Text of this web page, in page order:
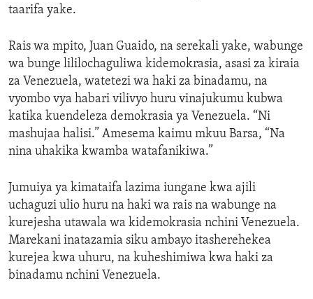
taarifa yake.
Rais wa mpito, Juan Guaido, na serekali yake, wabunge
wa bunge lililochaguliwa kidemokrasia, asasi za kiraia
za Venezuela, watetezi wa haki za binadamu, na
vyombo vya habari vilivyo huru vinajukumu kubwa
katika kuendeleza demokrasia ya Venezuela. “Ni
mashujaa halisi.” Amesema kaimu mkuu Barsa, “Na
nina uhakika kwamba watafanikiwa.”
Jumuiya ya kimataifa lazima iungane kwa ajili
uchaguzi ulio huru na haki wa rais na wabunge na
kurejesha utawala wa kidemokrasia nchini Venezuela.
Marekani inatazamia siku ambayo itasherehekea
kurejea kwa uhuru, na kuheshimiwa kwa haki za
binadamu nchini Venezuela.